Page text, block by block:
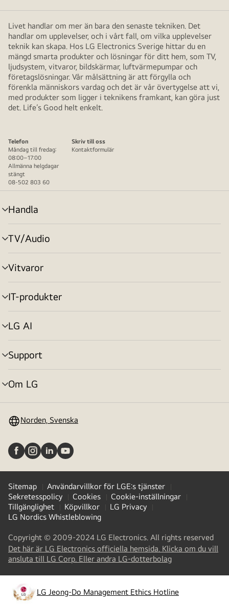
Livet handlar om mer än bara den senaste tekniken. Det
handlar om upplevelser, och i vårt fall, om vilka upplevelser
teknik kan skapa. Hos LG Electronics Sverige hittar du en
mängd smarta produkter och lösningar för ditt hem, som TV,
ljudsystem, vitvaror, bildskärmar, luftvärmepumpar och
företagslösningar. Vår målsättning är att förgylla och
förenkla människors vardag och det är vår övertygelse att vi,
med produkter som ligger i teknikens framkant, kan göra just
det. Life’s Good helt enkelt.
Telefon
Måndag till fredag:
08:00–17:00
Allmänna helgdagar
stängt
08-502 803 60
Skriv till oss
Kontaktformulär
Handla
menyväxling
TV/Audio
menyväxling
Vitvaror
menyväxling
IT-produkter
menyväxling
LG AI
menyväxling
Support
menyväxling
Om LG
menyväxling
Norden, Svenska
Sitemap
Användarvillkor för LGE:s tjänster
Sekretesspolicy
Cookies
Cookie-inställningar
Tillgänglighet
Köpvillkor
LG Privacy
LG Nordics Whistleblowing
Copyright © 2009-2024 LG Electronics. All rights reserved
Det här är LG Electronics officiella hemsida. Klicka om du vill
ansluta till LG Corp. Eller andra LG-dotterbolag(
a
new
tab
LG Jeong-Do Management Ethics Hotline
opens